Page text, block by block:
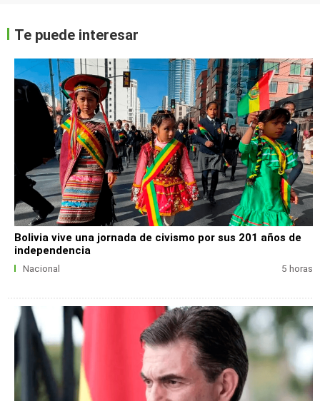
Te puede interesar
Bolivia vive una jornada de civismo por sus 201 años de
independencia
Nacional 5 horas